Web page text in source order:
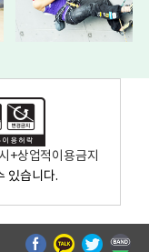
+상업적이용금지
있습니다.